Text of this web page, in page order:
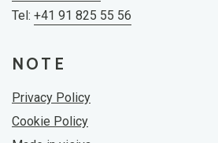
Tel: +41 91 825 55 56
NOTE
Privacy Policy
Cookie Policy